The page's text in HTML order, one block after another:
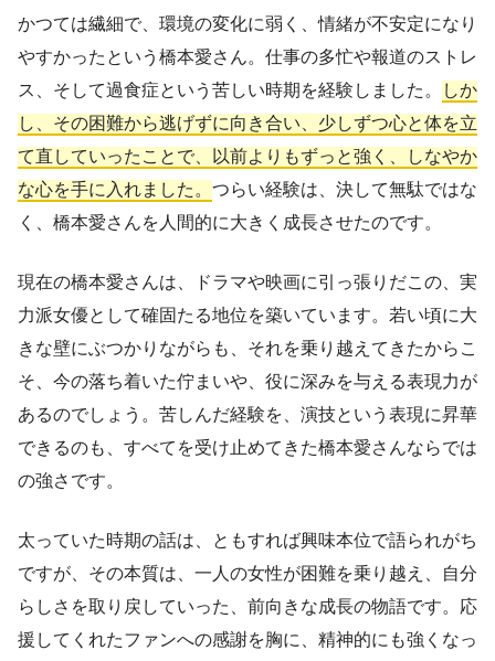
かつては繊細で、環境の変化に弱く、情緒が不安定になり
やすかったという橋本愛さん。仕事の多忙や報道のストレ
ス、そして過食症という苦しい時期を経験しました。
しか
し、その困難から逃げずに向き合い、少しずつ心と体を立
て直していったことで、以前よりもずっと強く、しなやか
な心を手に入れました。 つらい経験は、決して無駄ではな
く、橋本愛さんを人間的に大きく成長させたのです。
現在の橋本愛さんは、ドラマや映画に引っ張りだこの、実
力派女優として確固たる地位を築いています。若い頃に大
きな壁にぶつかりながらも、それを乗り越えてきたからこ
そ、今の落ち着いた佇まいや、役に深みを与える表現力が
あるのでしょう。苦しんだ経験を、演技という表現に昇華
できるのも、すべてを受け止めてきた橋本愛さんならでは
の強さです。
太っていた時期の話は、ともすれば興味本位で語られがち
ですが、その本質は、一人の女性が困難を乗り越え、自分
らしさを取り戻していった、前向きな成長の物語です。応
援してくれたファンへの感謝を胸に、精神的にも強くなっ